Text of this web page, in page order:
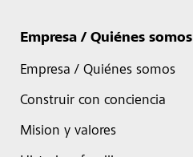
Empresa / Quiénes somos
Empresa / Quiénes somos
Construir con conciencia
Mision y valores